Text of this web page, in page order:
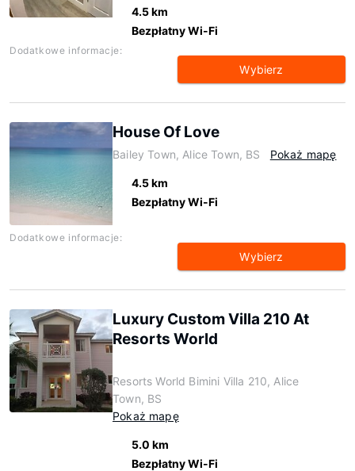
4.5 km
Bezpłatny Wi-Fi
Dodatkowe informacje:
Wybierz
House Of Love
Bailey Town, Alice Town, BS Pokaż mapę
4.5 km
Bezpłatny Wi-Fi
Dodatkowe informacje:
Wybierz
Luxury Custom Villa 210 At
Resorts World
Resorts World Bimini Villa 210, Alice
Town, BS
Pokaż mapę
5.0 km
Bezpłatny Wi-Fi